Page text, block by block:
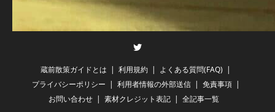
蔵前散策ガイドとは 利用規約
よくある質問(FAQ)
プライバシーポリシー
利用者情報の外部送信
免責事項
お問い合わせ
素材クレジット表記 全記事一覧